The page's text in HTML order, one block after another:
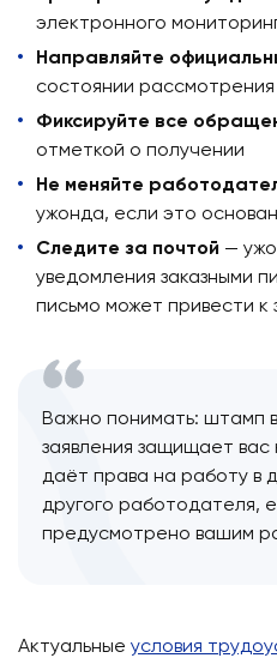
электронного
Направляйте
состоянии
Фиксируйте все
отметкой о получении
Не меняйте
ужонда, если это
Следите за почтой —
уведомления заказными
письмо может привести
Важно понимать: штамп
заявления защищает
даёт права на работу в
другого работодателя,
предусмотрено вашим
Актуальные условия